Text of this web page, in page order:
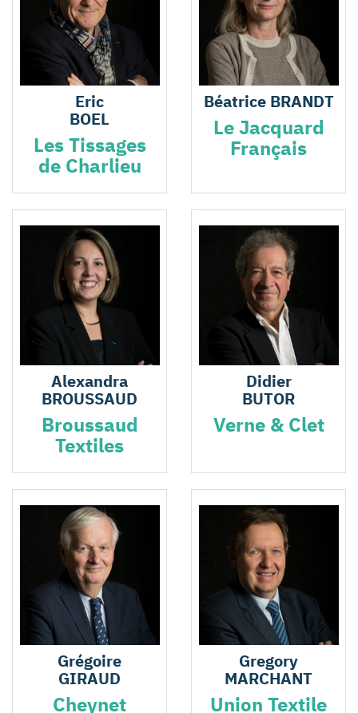
Eric
BOEL
Les Tissages
de Charlieu
Béatrice BRANDT
Le Jacquard
Français
Alexandra
BROUSSAUD
Broussaud
Textiles
Didier
BUTOR
Verne & Clet
Grégoire
GIRAUD
Cheynet
Gregory
MARCHANT
Union Textile